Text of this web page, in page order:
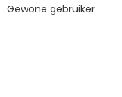
Gewone gebruiker